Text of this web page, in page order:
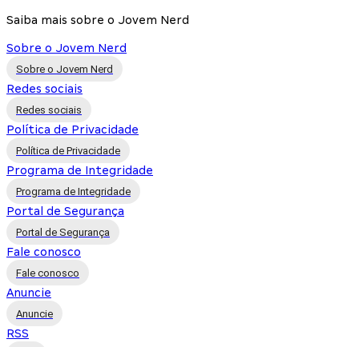
Saiba mais sobre o Jovem Nerd
Sobre o Jovem Nerd
Sobre o Jovem Nerd
Redes sociais
Redes sociais
Política de Privacidade
Política de Privacidade
Programa de Integridade
Programa de Integridade
Portal de Segurança
Portal de Segurança
Fale conosco
Fale conosco
Anuncie
Anuncie
RSS